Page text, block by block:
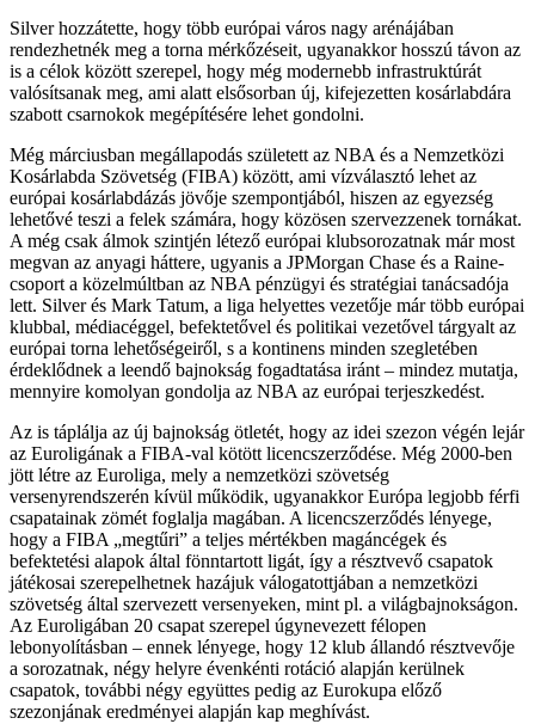
Silver hozzátette, hogy több európai város nagy arénájában
rendezhetnék meg a torna mérkőzéseit, ugyanakkor hosszú távon az
is a célok között szerepel, hogy még modernebb infrastruktúrát
valósítsanak meg, ami alatt elsősorban új, kifejezetten kosárlabdára
szabott csarnokok megépítésére lehet gondolni.
Még márciusban megállapodás született az NBA és a Nemzetközi
Kosárlabda Szövetség (FIBA) között, ami vízválasztó lehet az
európai kosárlabdázás jövője szempontjából, hiszen az egyezség
lehetővé teszi a felek számára, hogy közösen szervezzenek tornákat.
A még csak álmok szintjén létező európai klubsorozatnak már most
megvan az anyagi háttere, ugyanis a JPMorgan Chase és a Raine-
csoport a közelmúltban az NBA pénzügyi és stratégiai tanácsadója
lett. Silver és Mark Tatum, a liga helyettes vezetője már több európai
klubbal, médiacéggel, befektetővel és politikai vezetővel tárgyalt az
európai torna lehetőségeiről, s a kontinens minden szegletében
érdeklődnek a leendő bajnokság fogadtatása iránt – mindez mutatja,
mennyire komolyan gondolja az NBA az európai terjeszkedést.
Az is táplálja az új bajnokság ötletét, hogy az idei szezon végén lejár
az Euroligának a FIBA-val kötött licencszerződése. Még 2000-ben
jött létre az Euroliga, mely a nemzetközi szövetség
versenyrendszerén kívül működik, ugyanakkor Európa legjobb férfi
csapatainak zömét foglalja magában. A licencszerződés lényege,
hogy a FIBA „megtűri” a teljes mértékben magáncégek és
befektetési alapok által fönntartott ligát, így a résztvevő csapatok
játékosai szerepelhetnek hazájuk válogatottjában a nemzetközi
szövetség által szervezett versenyeken, mint pl. a világbajnokságon.
Az Euroligában 20 csapat szerepel úgynevezett félopen
lebonyolításban – ennek lényege, hogy 12 klub állandó résztvevője
a sorozatnak, négy helyre évenkénti rotáció alapján kerülnek
csapatok, további négy együttes pedig az Eurokupa előző
szezonjának eredményei alapján kap meghívást.